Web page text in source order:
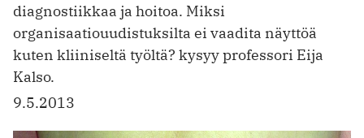
diagnostiikkaa ja hoitoa. Miksi
organisaatiouudistuksilta ei vaadita näyttöä
kuten kliiniseltä työltä? kysyy professori Eija
Kalso.
9.5.2013